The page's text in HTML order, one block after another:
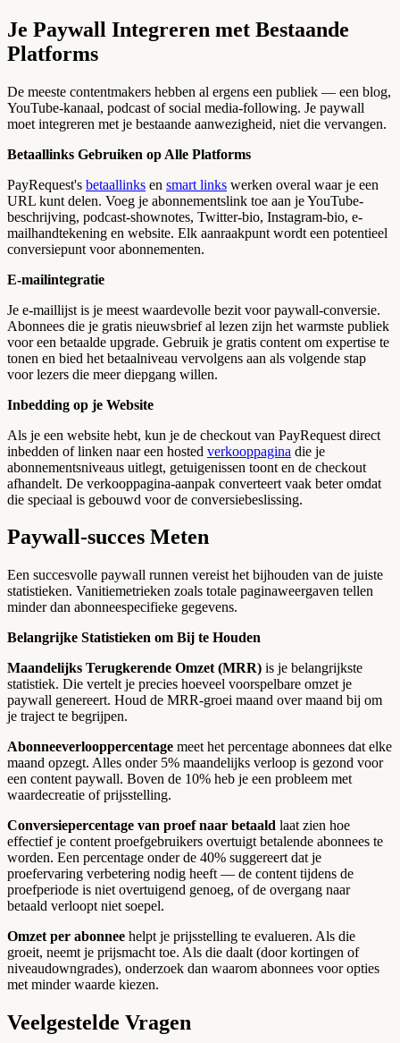
Je Paywall Integreren met Bestaande
Platforms
De meeste contentmakers hebben al ergens een publiek — een blog,
YouTube-kanaal, podcast of social media-following. Je paywall
moet integreren met je bestaande aanwezigheid, niet die vervangen.
Betaallinks Gebruiken op Alle Platforms
PayRequest's betaallinks en smart links werken overal waar je een
URL kunt delen. Voeg je abonnementslink toe aan je YouTube-
beschrijving, podcast-shownotes, Twitter-bio, Instagram-bio, e-
mailhandtekening en website. Elk aanraakpunt wordt een potentieel
conversiepunt voor abonnementen.
E-mailintegratie
Je e-maillijst is je meest waardevolle bezit voor paywall-conversie.
Abonnees die je gratis nieuwsbrief al lezen zijn het warmste publiek
voor een betaalde upgrade. Gebruik je gratis content om expertise te
tonen en bied het betaalniveau vervolgens aan als volgende stap
voor lezers die meer diepgang willen.
Inbedding op je Website
Als je een website hebt, kun je de checkout van PayRequest direct
inbedden of linken naar een hosted verkooppagina die je
abonnementsniveaus uitlegt, getuigenissen toont en de checkout
afhandelt. De verkooppagina-aanpak converteert vaak beter omdat
die speciaal is gebouwd voor de conversiebeslissing.
Paywall-succes Meten
Een succesvolle paywall runnen vereist het bijhouden van de juiste
statistieken. Vanitiemetrieken zoals totale paginaweergaven tellen
minder dan abonneespecifieke gegevens.
Belangrijke Statistieken om Bij te Houden
Maandelijks Terugkerende Omzet (MRR) is je belangrijkste
statistiek. Die vertelt je precies hoeveel voorspelbare omzet je
paywall genereert. Houd de MRR-groei maand over maand bij om
je traject te begrijpen.
Abonneeverlooppercentage meet het percentage abonnees dat elke
maand opzegt. Alles onder 5% maandelijks verloop is gezond voor
een content paywall. Boven de 10% heb je een probleem met
waardecreatie of prijsstelling.
Conversiepercentage van proef naar betaald laat zien hoe
effectief je content proefgebruikers overtuigt betalende abonnees te
worden. Een percentage onder de 40% suggereert dat je
proefervaring verbetering nodig heeft — de content tijdens de
proefperiode is niet overtuigend genoeg, of de overgang naar
betaald verloopt niet soepel.
Omzet per abonnee helpt je prijsstelling te evalueren. Als die
groeit, neemt je prijsmacht toe. Als die daalt (door kortingen of
niveaudowngrades), onderzoek dan waarom abonnees voor opties
met minder waarde kiezen.
Veelgestelde Vragen